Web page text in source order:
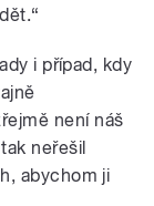
i případ, kdy
není náš
neřešil
abychom ji